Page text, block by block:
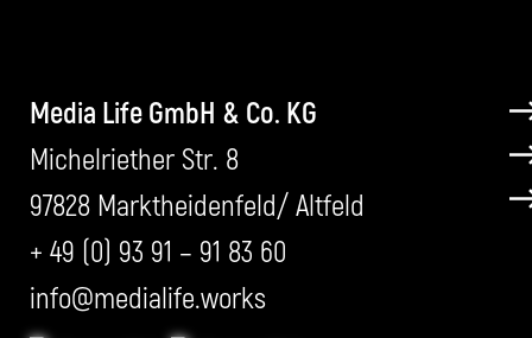
Media Life GmbH & Co. KG
Michelriether Str. 8
97828 Marktheidenfeld/ Altfeld
+ 49 (0) 93 91 – 91 83 60
info@medialife.works